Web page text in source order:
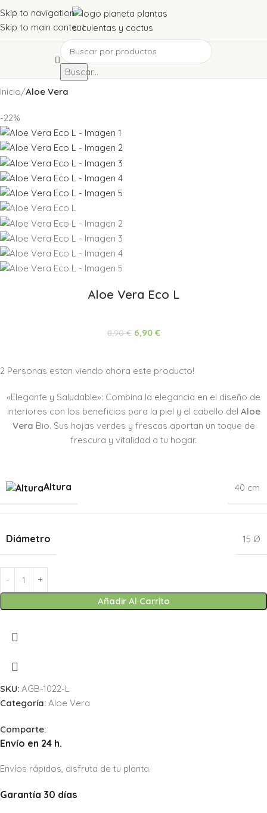
Skip to navigation
Skip to main content
Buscar...
Inicio Aloe Vera
-22%
Aloe Vera Eco L
8,90€ 6,90 €
2 Personas estan viendo ahora este producto!
«Elegante y Saludable»: Combina la elegancia en el diseño de
interiores con los beneficios para la piel y el cabello del Aloe
Vera Bio. Sus hojas verdes y frescas aportan un toque de
frescura y vitalidad a tu hogar.
Altura 40 cm
Diámetro 15 Ø
Añadir Al Carrito
SKU: AGB-1022-L
Categoría: Aloe Vera
Comparte:
Envío en 24 h.
Envíos rápidos, disfruta de tu planta.
Garantía 30 días